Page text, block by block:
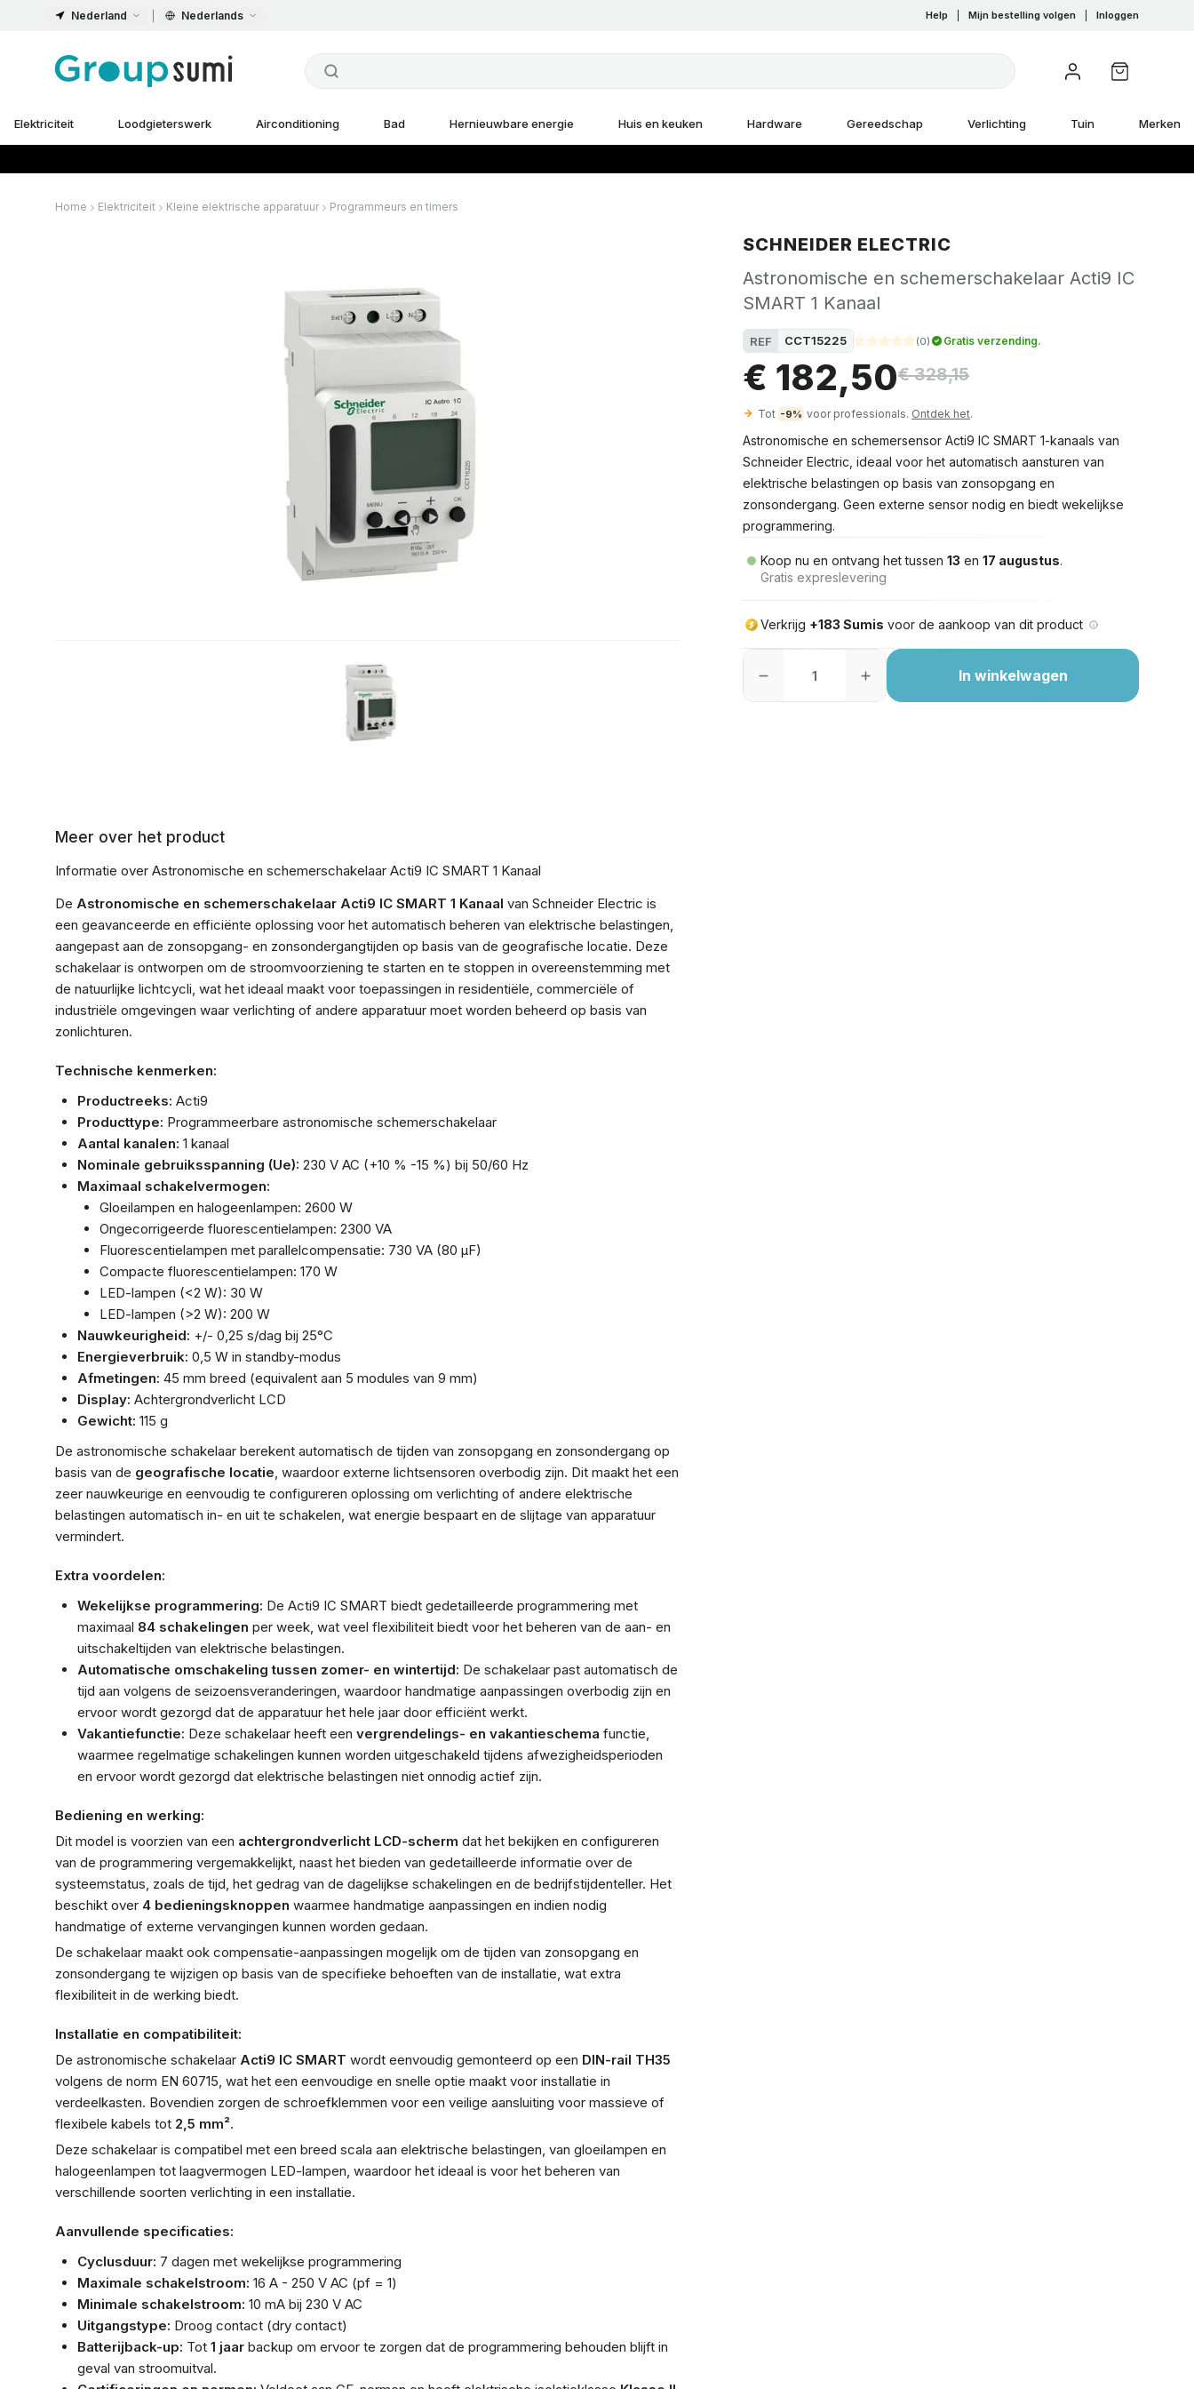
Nederland Nederlands Help Mijn bestelling volgen Inloggen
Elektriciteit Loodgieterswerk Airconditioning Bad Hernieuwbare energie Huis en keuken Hardware Gereedschap Verlichting Tuin Merken
Home Elektriciteit Kleine elektrische apparatuur Programmeurs en timers
SCHNEIDER ELECTRIC
Astronomische en schemerschakelaar Acti9 IC
SMART 1 Kanaal
REF CCT15225 (0) Gratis verzending.
€ 182,50€ 328,15
Tot -9% voor professionals. Ontdek het.
Astronomische en schemersensor Acti9 IC SMART 1-kanaals van
Schneider Electric, ideaal voor het automatisch aansturen van
elektrische belastingen op basis van zonsopgang en
zonsondergang. Geen externe sensor nodig en biedt wekelijkse
programmering.
Koop nu en ontvang het tussen 13 en 17 augustus.
Gratis expreslevering
Verkrijg +183 Sumis voor de aankoop van dit product
In winkelwagen
Meer over het product
Informatie over Astronomische en schemerschakelaar Acti9 IC SMART 1 Kanaal
De Astronomische en schemerschakelaar Acti9 IC SMART 1 Kanaal van Schneider Electric is
een geavanceerde en efficiënte oplossing voor het automatisch beheren van elektrische belastingen,
aangepast aan de zonsopgang- en zonsondergangtijden op basis van de geografische locatie. Deze
schakelaar is ontworpen om de stroomvoorziening te starten en te stoppen in overeenstemming met
de natuurlijke lichtcycli, wat het ideaal maakt voor toepassingen in residentiële, commerciële of
industriële omgevingen waar verlichting of andere apparatuur moet worden beheerd op basis van
zonlichturen.
Technische kenmerken:
Productreeks: Acti9
Producttype: Programmeerbare astronomische schemerschakelaar
Aantal kanalen: 1 kanaal
Nominale gebruiksspanning (Ue): 230 V AC (+10 % -15 %) bij 50/60 Hz
Maximaal schakelvermogen:
Gloeilampen en halogeenlampen: 2600 W
Ongecorrigeerde fluorescentielampen: 2300 VA
Fluorescentielampen met parallelcompensatie: 730 VA (80 µF)
Compacte fluorescentielampen: 170 W
LED-lampen (<2 W): 30 W
LED-lampen (>2 W): 200 W
Nauwkeurigheid: +/- 0,25 s/dag bij 25°C
Energieverbruik: 0,5 W in standby-modus
Afmetingen: 45 mm breed (equivalent aan 5 modules van 9 mm)
Display: Achtergrondverlicht LCD
Gewicht: 115 g
De astronomische schakelaar berekent automatisch de tijden van zonsopgang en zonsondergang op
basis van de geografische locatie, waardoor externe lichtsensoren overbodig zijn. Dit maakt het een
zeer nauwkeurige en eenvoudig te configureren oplossing om verlichting of andere elektrische
belastingen automatisch in- en uit te schakelen, wat energie bespaart en de slijtage van apparatuur
vermindert.
Extra voordelen:
Wekelijkse programmering: De Acti9 IC SMART biedt gedetailleerde programmering met
maximaal 84 schakelingen per week, wat veel flexibiliteit biedt voor het beheren van de aan- en
uitschakeltijden van elektrische belastingen.
Automatische omschakeling tussen zomer- en wintertijd: De schakelaar past automatisch de
tijd aan volgens de seizoensveranderingen, waardoor handmatige aanpassingen overbodig zijn en
ervoor wordt gezorgd dat de apparatuur het hele jaar door efficiënt werkt.
Vakantiefunctie: Deze schakelaar heeft een vergrendelings- en vakantieschema functie,
waarmee regelmatige schakelingen kunnen worden uitgeschakeld tijdens afwezigheidsperioden
en ervoor wordt gezorgd dat elektrische belastingen niet onnodig actief zijn.
Bediening en werking:
Dit model is voorzien van een achtergrondverlicht LCD-scherm dat het bekijken en configureren
van de programmering vergemakkelijkt, naast het bieden van gedetailleerde informatie over de
systeemstatus, zoals de tijd, het gedrag van de dagelijkse schakelingen en de bedrijfstijdenteller. Het
beschikt over 4 bedieningsknoppen waarmee handmatige aanpassingen en indien nodig
handmatige of externe vervangingen kunnen worden gedaan.
De schakelaar maakt ook compensatie-aanpassingen mogelijk om de tijden van zonsopgang en
zonsondergang te wijzigen op basis van de specifieke behoeften van de installatie, wat extra
flexibiliteit in de werking biedt.
Installatie en compatibiliteit:
De astronomische schakelaar Acti9 IC SMART wordt eenvoudig gemonteerd op een DIN-rail TH35
volgens de norm EN 60715, wat het een eenvoudige en snelle optie maakt voor installatie in
verdeelkasten. Bovendien zorgen de schroefklemmen voor een veilige aansluiting voor massieve of
flexibele kabels tot 2,5 mm².
Deze schakelaar is compatibel met een breed scala aan elektrische belastingen, van gloeilampen en
halogeenlampen tot laagvermogen LED-lampen, waardoor het ideaal is voor het beheren van
verschillende soorten verlichting in een installatie.
Aanvullende specificaties:
Cyclusduur: 7 dagen met wekelijkse programmering
Maximale schakelstroom: 16 A - 250 V AC (pf = 1)
Minimale schakelstroom: 10 mA bij 230 V AC
Uitgangstype: Droog contact (dry contact)
Batterijback-up: Tot 1 jaar backup om ervoor te zorgen dat de programmering behouden blijft in
geval van stroomuitval.